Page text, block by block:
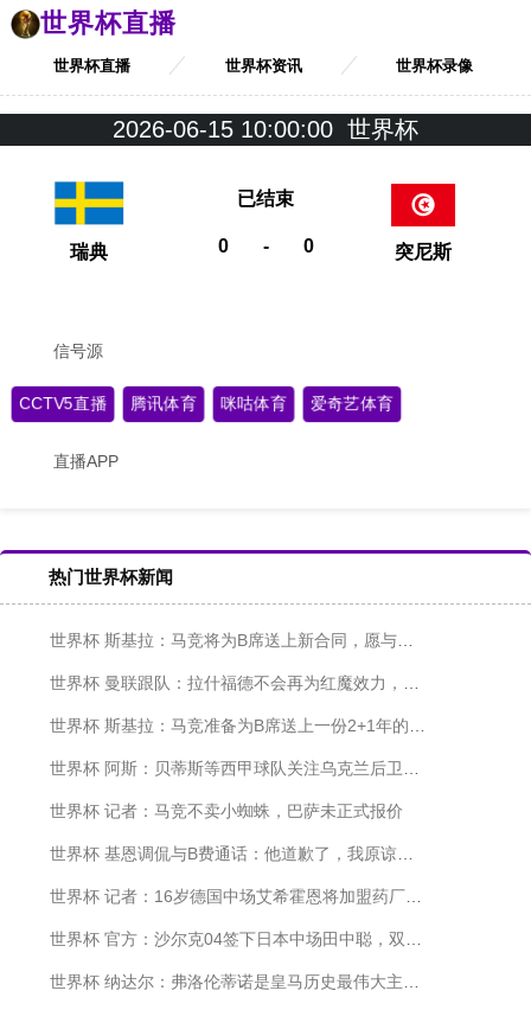
世界杯直播
世界杯直播 世界杯资讯 世界杯录像
2026-06-15 10:00:00 世界杯
瑞典 0 - 0
已结束
突尼斯
信号源
CCTV5直播 腾讯体育 咪咕体育 爱奇艺体育
直播APP
热门世界杯新闻
世界杯 斯基拉：马竞将为B席送上新合同，愿与其签约2+1年
世界杯 曼联跟队：拉什福德不会再为红魔效力，没有球队想接盘奥纳纳
世界杯 斯基拉：马竞准备为B席送上一份2+1年的新合约
世界杯 阿斯：贝蒂斯等西甲球队关注乌克兰后卫新星维夫恰连科
世界杯 记者：马竞不卖小蜘蛛，巴萨未正式报价
世界杯 基恩调侃与B费通话：他道歉了，我原谅他了，我们聊得非常好
世界杯 记者：16岁德国中场艾希霍恩将加盟药厂，转会100%敲定
世界杯 官方：沙尔克04签下日本中场田中聪，双方签约至2030年
世界杯 纳达尔：弗洛伦蒂诺是皇马历史最伟大主席，他的使命尚未完成